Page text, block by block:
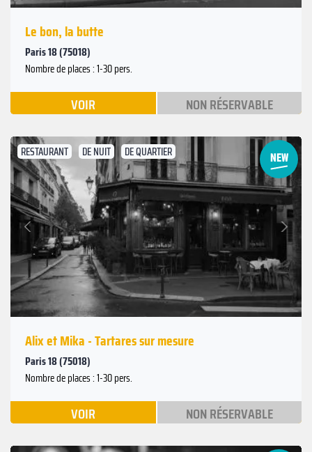
Le bon, la butte
Paris 18 (75018)
Nombre de places : 1-30 pers.
VOIR NON RÉSERVABLE
RESTAURANT DE NUIT DE QUARTIER
Précédent
Suivant
Alix et Mika - Tartares sur mesure
Paris 18 (75018)
Nombre de places : 1-30 pers.
VOIR NON RÉSERVABLE